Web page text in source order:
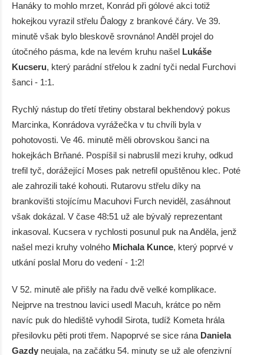
Hanáky to mohlo mrzet, Konrád při gólové akci totiž
hokejkou vyrazil střelu Ďalogy z brankové čáry. Ve 39.
minutě však bylo bleskově srovnáno! Anděl projel do
útočného pásma, kde na levém kruhu našel Lukáše
Kucseru, který parádní střelou k zadní tyči nedal Furchovi
šanci - 1:1.
Rychlý nástup do třetí třetiny obstaral bekhendový pokus
Marcinka, Konrádova vyrážečka v tu chvíli byla v
pohotovosti. Ve 46. minutě měli obrovskou šanci na
hokejkách Brňané. Pospíšil si nabruslil mezi kruhy, odkud
trefil tyč, dorážející Moses pak netrefil opuštěnou klec. Poté
ale zahrozili také kohouti. Rutarovu střelu díky na
brankovišti stojícímu Macuhovi Furch neviděl, zasáhnout
však dokázal. V čase 48:51 už ale bývalý reprezentant
inkasoval. Kucsera v rychlosti posunul puk na Anděla, jenž
našel mezi kruhy volného Michala Kunce, který poprvé v
utkání poslal Moru do vedení - 1:2!
V 52. minutě ale přišly na řadu dvě velké komplikace.
Nejprve na trestnou lavici usedl Macuh, krátce po něm
navíc puk do hlediště vyhodil Sirota, tudíž Kometa hrála
přesilovku pěti proti třem. Napoprvé se sice rána Daniela
Gazdy neujala, na začátku 54. minuty se už ale ofenzivní